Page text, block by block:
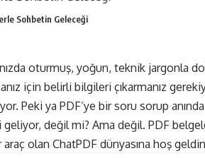
Sohbetin Geleceği
oturmuş, yoğun, teknik jargonla
için belirli bilgileri çıkarmanız
Peki ya PDF’ye bir soru sorup
geliyor, değil mi? Ama değil. PDF
olan ChatPDF dünyasına hoş